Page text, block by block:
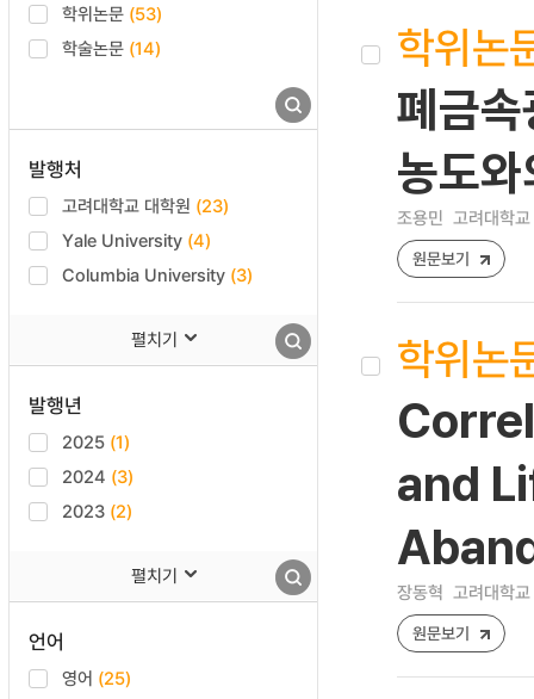
학위논문 (53)
학술논문 (14)
발행처
고려대학교 대학원 (23)
Yale University (4)
Columbia University (3)
펼치기
발행년
2025 (1)
2024 (3)
2023 (2)
펼치기
언어
영어 (25)
학위논
폐금
농도
조용민 고려대학
원문보기
학위논
and
장동혁 고려대학
원문보기